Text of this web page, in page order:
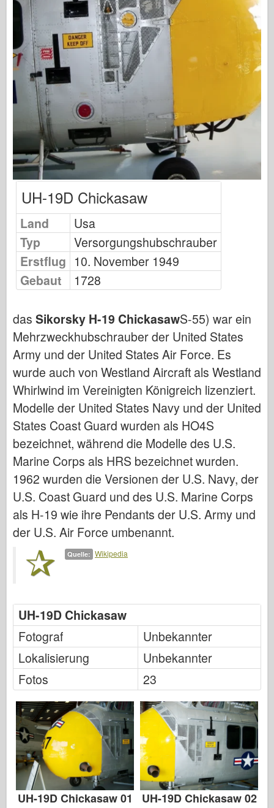
Osprey Publishing
Squadron Signal
TankPower
Trucks & Tanks
Waffen-Arsenal
Wydawnictwo Militaria
Maquettes
Akademie
Ace-Modelle
AFV Club
Airfix
Luftwaffe
AZ-Modell
Schwarzer Hund
Bronco
Dnepromodel
Drachen
Eduard
E.T.-Modell
Feine Formen
FriulModel
Hasegawa
Heller
HobbyBoss
IBG-Modelle
Icm
Italeri
Legende
Tamiya
Tristar
Trompeter
Zvezda
Alben-Fotos
Walk Around
Bücher
Dvds
Kontakt
le Journal
UH-19D Chickasaw
Land
Usa
Typ
Versorgungshubschrauber
Erstflug 10. November 1949
Gebaut
1728
das Sikorsky H-19 ChickasawS-55) war ein
Mehrzweckhubschrauber der United States
Army und der United States Air Force. Es
wurde auch von Westland Aircraft als Westland
Whirlwind im Vereinigten Königreich lizenziert.
Modelle der United States Navy und der United
States Coast Guard wurden als HO4S
bezeichnet, während die Modelle des U.S.
Marine Corps als HRS bezeichnet wurden.
1962 wurden die Versionen der U.S. Navy, der
U.S. Coast Guard und des U.S. Marine Corps
als H-19 wie ihre Pendants der U.S. Army und
der U.S. Air Force umbenannt.
Quelle: Wikipedia
UH-19D Chickasaw
Fotograf
Unbekannter
Lokalisierung
Unbekannter
Fotos
23
UH-19D Chickasaw 01 UH-19D Chickasaw 02